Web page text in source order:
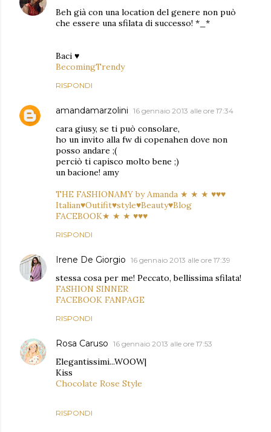
Beh già con una location del genere non può
che essere una sfilata di successo! *_*
Baci ♥
BecomingTrendy
RISPONDI
amandamarzolini 16 gennaio 2013 alle ore 17:34
cara giusy, se ti può consolare,
ho un invito alla fw di copenahen dove non
posso andare ;(
perciò ti capisco molto bene ;)
un bacione! amy
THE FASHIONAMY by Amanda ★ ★ ★ ♥♥♥
Italian♥Outifit♥style♥Beauty♥Blog
FACEBOOK★ ★ ★ ♥♥♥
RISPONDI
Irene De Giorgio 16 gennaio 2013 alle ore 17:39
stessa cosa per me! Peccato, bellissima sfilata!
FASHION SINNER
FACEBOOK FANPAGE
RISPONDI
Rosa Caruso 16 gennaio 2013 alle ore 17:53
Elegantissimi...WOOW|
Kiss
Chocolate Rose Style
RISPONDI